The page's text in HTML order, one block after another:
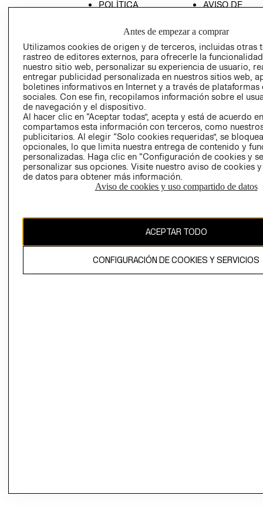
POLÍTICA
AVISO DE
GIFT CARD
AVISO DE
COOKIES
LIBRO DE
Ecuador ($)
El contenido de esta página web está protegido por copyright y es
propiedad de H&M Hennes & Mauritz AB.
Antes de empezar a comprar
Utilizamos cookies de origen y de terceros, incluidas otras
rastreo de editores externos, para ofrecerle la
nuestro sitio web, personalizar su experiencia de usuario,
entregar publicidad personalizada en nuestros sitios web,
boletines informativos en Internet y a través de plataformas
sociales. Con ese fin, recopilamos información sobre el
de navegación y el dispositivo.
Al hacer clic en “Aceptar todas”, acepta y está de acuerdo
compartamos esta información con terceros, como
publicitarios. Al elegir “Solo cookies requeridas”, se
opcionales, lo que limita nuestra entrega de contenido y
personalizadas. Haga clic en “Configuración de cookies y
personalizar sus opciones. Visite nuestro aviso de cookies
de datos para obtener más información.
Aviso de cookies y uso compartido de datos
ACEPTAR TODO
CONFIGURACIÓN DE COOKIES Y SERVICIOS